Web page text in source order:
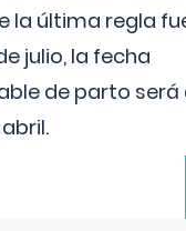
la última regla
julio, la fecha
de parto será
abril.